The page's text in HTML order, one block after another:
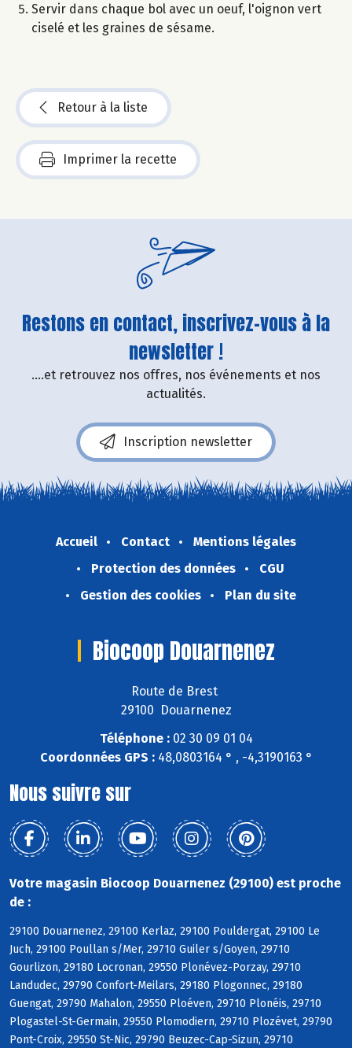
Servir dans chaque bol avec un oeuf, l'oignon vert
ciselé et les graines de sésame.
Retour à la liste
Imprimer la recette
Restons en contact, inscrivez-vous à la
newsletter !
....et retrouvez nos offres, nos événements et nos
actualités.
Inscription newsletter
Accueil Contact
Mentions légales
Protection des données
CGU
Gestion des cookies
Plan du site
Biocoop Douarnenez
Route de Brest
29100 Douarnenez
Téléphone :02 30 09 01 04
Coordonnées GPS :48,0803164 ° , -4,3190163 °
Nous suivre sur
Votre magasin Biocoop Douarnenez (29100) est proche
de :
29100 Douarnenez, 29100 Kerlaz, 29100 Pouldergat, 29100 Le
Juch, 29100 Poullan s/Mer, 29710 Guiler s/Goyen, 29710
Gourlizon, 29180 Locronan, 29550 Plonévez-Porzay, 29710
Landudec, 29790 Confort-Meilars, 29180 Plogonnec, 29180
Guengat, 29790 Mahalon, 29550 Ploéven, 29710 Plonéis, 29710
Plogastel-St-Germain, 29550 Plomodiern, 29710 Plozévet, 29790
Pont-Croix, 29550 St-Nic, 29790 Beuzec-Cap-Sizun, 29710